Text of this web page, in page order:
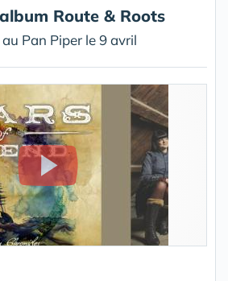
Route & Roots
Pan Piper le 9 avril